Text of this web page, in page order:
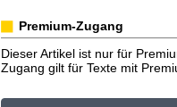
Premium-Zugang
Dieser Artikel ist nur für
Zugang gilt für Texte mit